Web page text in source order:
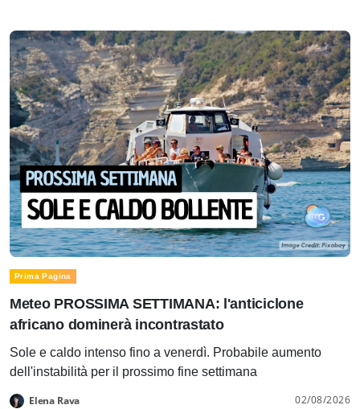
Prima Pagina
Meteo PROSSIMA SETTIMANA: l'anticiclone
africano dominerà incontrastato
Sole e caldo intenso fino a venerdì. Probabile aumento
dell'instabilità per il prossimo fine settimana
Elena Rava 02/08/2026